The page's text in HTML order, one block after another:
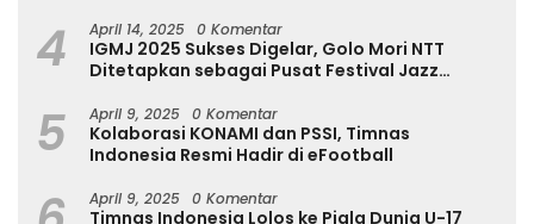
4 April 14, 2025 0 Komentar
IGMJ 2025 Sukses Digelar, Golo Mori NTT
Ditetapkan sebagai Pusat Festival Jazz
5 April 9, 2025 0 Komentar
Kolaborasi KONAMI dan PSSI, Timnas
Indonesia Resmi Hadir di eFootball
April 9, 2025 0 Komentar
Timnas Indonesia Lolos ke Piala Dunia U-17